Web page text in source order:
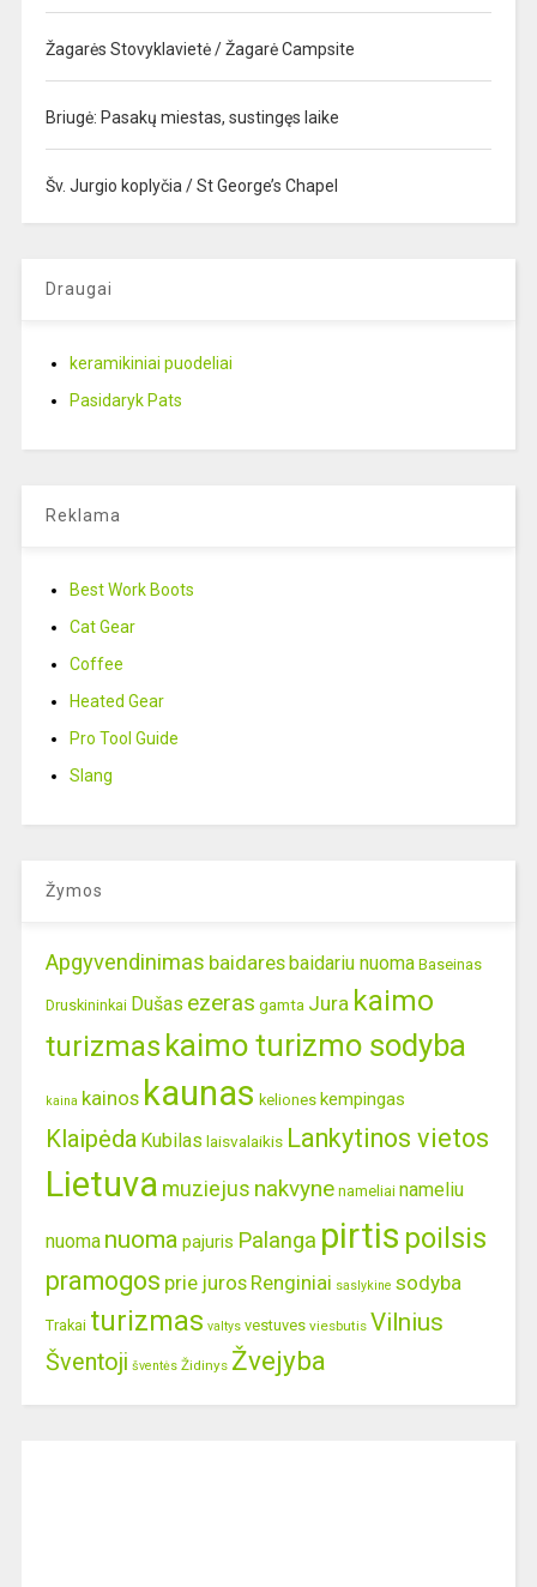
Žagarės Stovyklavietė / Žagarė Campsite
Briugė: Pasakų miestas, sustingęs laike
Šv. Jurgio koplyčia / St George’s Chapel
Draugai
keramikiniai puodeliai
Pasidaryk Pats
Reklama
Best Work Boots
Cat Gear
Coffee
Heated Gear
Pro Tool Guide
Slang
Žymos
Apgyvendinimas baidares baidariu nuoma Baseinas
Druskininkai Dušas ezeras gamta Jura kaimo
turizmas kaimo turizmo sodyba
kaina kainos kaunas keliones kempingas
Klaipėda Kubilas laisvalaikis Lankytinos vietos
Lietuva muziejus nakvyne nameliai nameliu
nuoma nuoma pajuris Palanga pirtis poilsis
pramogos prie juros Renginiai saslykine sodyba
Trakai turizmas valtys vestuves viesbutis Vilnius
Šventoji šventės Židinys Žvejyba